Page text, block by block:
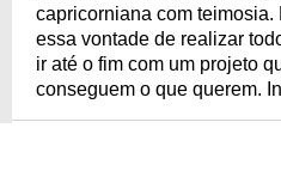
capricorniana com teimosia.
essa vontade de realizar
ir até o fim com um projeto
conseguem o que querem.